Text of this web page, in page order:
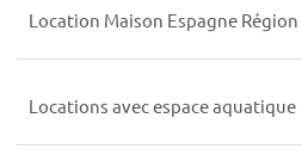
Location Maison Espagne Région
Locations avec espace aquatique